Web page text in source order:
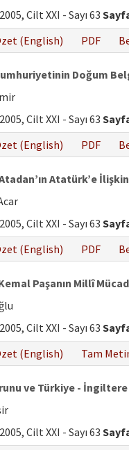
Cilt XXI - Sayı 63
(English) PDF
Doğum
Cilt XXI - Sayı 63
(English) PDF
Atatürk’e
Cilt XXI - Sayı 63
(English) PDF
Paşanın Millî
Cilt XXI - Sayı 63
(English) Tam
ve Türkiye -
Cilt XXI - Sayı 63